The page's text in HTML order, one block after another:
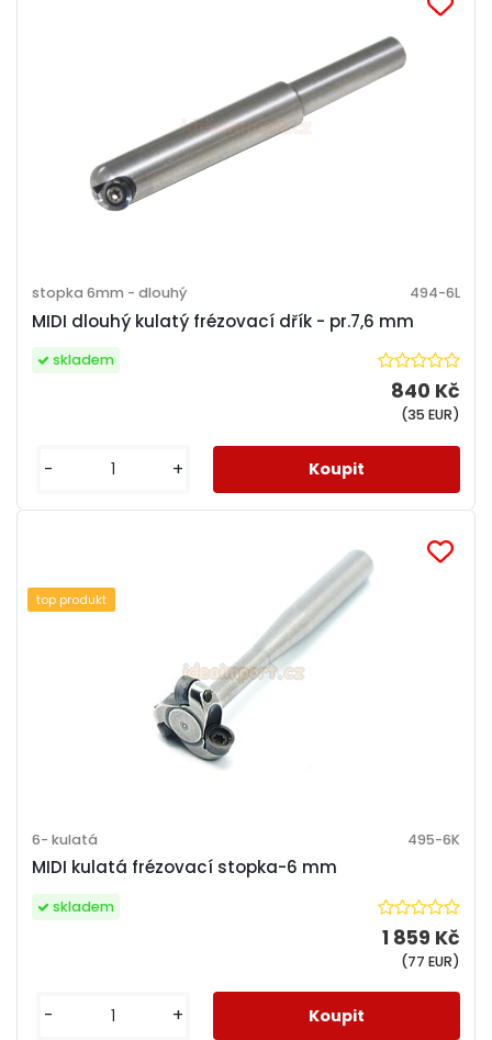
MIDI dlouhý kulatý frézovací dřík - pr.7,6 mm
stopka 6mm - dlouhý 494-6L
840 Kč
(35 EUR)
skladem
- +
MIDI kulatá frézovací stopka-6 mm
6- kulatá 495-6K
1 859 Kč
(77 EUR)
skladem
- +
top produkt